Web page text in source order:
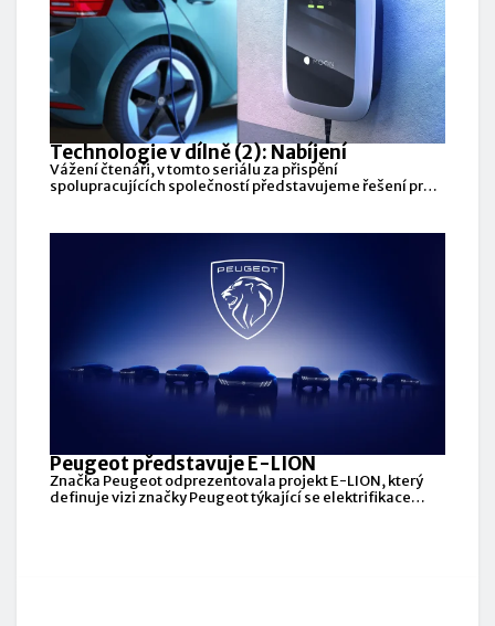
Technologie v dílně (2): Nabíjení
Vážení čtenáři, v tomto seriálu za přispění
spolupracujících společností představujeme řešení pro
Peugeot představuje E-LION
Značka Peugeot odprezentovala projekt E-LION, který
definuje vizi značky Peugeot týkající se elektrifikace